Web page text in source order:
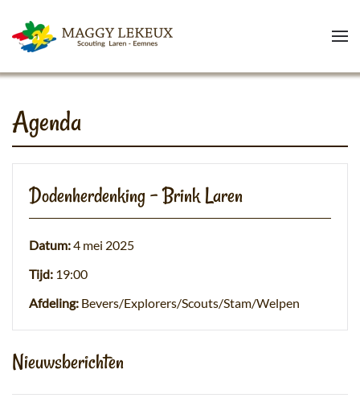
Skip to main content
Agenda
Dodenherdenking – Brink Laren
Datum:4 mei 2025
Tijd: 19:00
Afdeling: Bevers/Explorers/Scouts/Stam/Welpen
Nieuwsberichten